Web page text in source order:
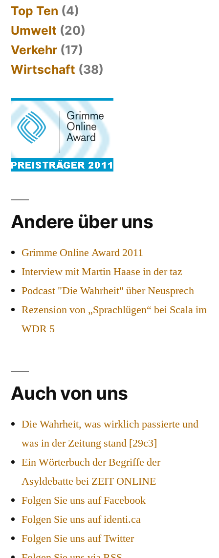
Top Ten (4)
Umwelt (20)
Verkehr (17)
Wirtschaft (38)
Andere über uns
Grimme Online Award 2011
Interview mit Martin Haase in der taz
Podcast "Die Wahrheit" über Neusprech
Rezension von „Sprachlügen“ bei Scala im
WDR 5
Auch von uns
Die Wahrheit, was wirklich passierte und
was in der Zeitung stand [29c3]
Ein Wörterbuch der Begriffe der
Asyldebatte bei ZEIT ONLINE
Folgen Sie uns auf Facebook
Folgen Sie uns auf identi.ca
Folgen Sie uns auf Twitter